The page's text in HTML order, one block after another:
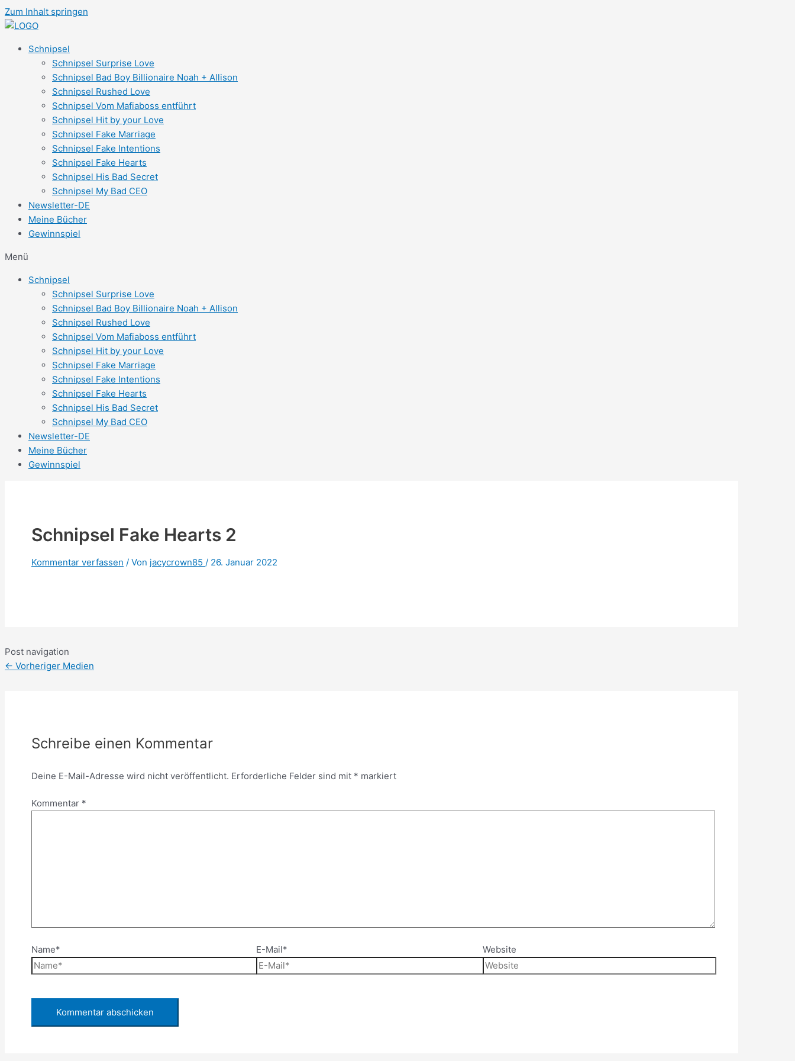
Zum Inhalt springen
Schnipsel
Schnipsel Surprise Love
Schnipsel Bad Boy Billionaire Noah + Allison
Schnipsel Rushed Love
Schnipsel Vom Mafiaboss entführt
Schnipsel Hit by your Love
Schnipsel Fake Marriage
Schnipsel Fake Intentions
Schnipsel Fake Hearts
Schnipsel His Bad Secret
Schnipsel My Bad CEO
Newsletter-DE
Meine Bücher
Gewinnspiel
Menü
Schnipsel
Schnipsel Surprise Love
Schnipsel Bad Boy Billionaire Noah + Allison
Schnipsel Rushed Love
Schnipsel Vom Mafiaboss entführt
Schnipsel Hit by your Love
Schnipsel Fake Marriage
Schnipsel Fake Intentions
Schnipsel Fake Hearts
Schnipsel His Bad Secret
Schnipsel My Bad CEO
Newsletter-DE
Meine Bücher
Gewinnspiel
Schnipsel Fake Hearts 2
Kommentar verfassen / Von jacycrown85 / 26. Januar 2022
Post navigation
← Vorheriger Medien
Schreibe einen Kommentar
Deine E-Mail-Adresse wird nicht veröffentlicht. Erforderliche Felder sind mit * markiert
Kommentar *
Name* E-Mail* Website